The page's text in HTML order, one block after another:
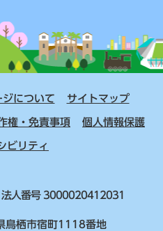
ジについて サイトマップ
権・免責事項 個人情報保護
ビリティ
法人番号 3000020412031
鳥栖市宿町1118番地